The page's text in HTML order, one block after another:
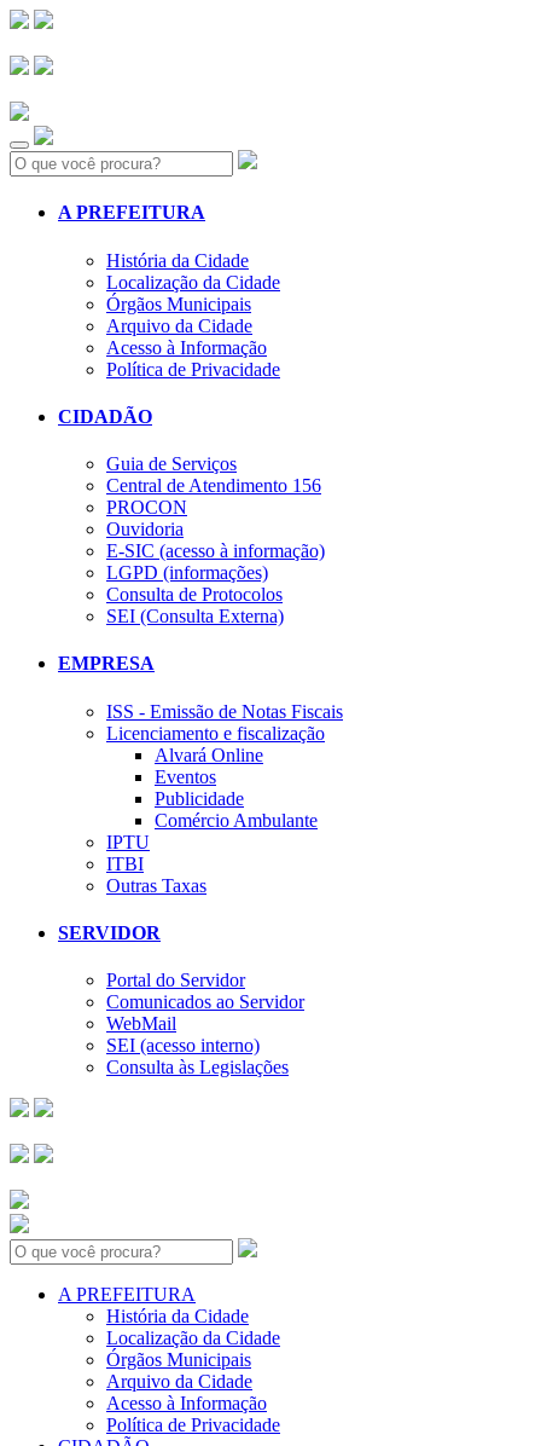
Search:
A PREFEITURA
História da Cidade
Localização da Cidade
Órgãos Municipais
Arquivo da Cidade
Acesso à Informação
Política de Privacidade
CIDADÃO
Guia de Serviços
Central de Atendimento 156
PROCON
Ouvidoria
E-SIC (acesso à informação)
LGPD (informações)
Consulta de Protocolos
SEI (Consulta Externa)
EMPRESA
ISS - Emissão de Notas Fiscais
Licenciamento e fiscalização
Alvará Online
Eventos
Publicidade
Comércio Ambulante
IPTU
ITBI
Outras Taxas
SERVIDOR
Portal do Servidor
Comunicados ao Servidor
WebMail
SEI (acesso interno)
Consulta às Legislações
Search:
A PREFEITURA
História da Cidade
Localização da Cidade
Órgãos Municipais
Arquivo da Cidade
Acesso à Informação
Política de Privacidade